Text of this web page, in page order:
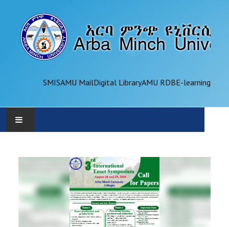
SMISAMU MailDigital LibraryAMU RDBE-learning
ADMINISTRATION
OFFICES